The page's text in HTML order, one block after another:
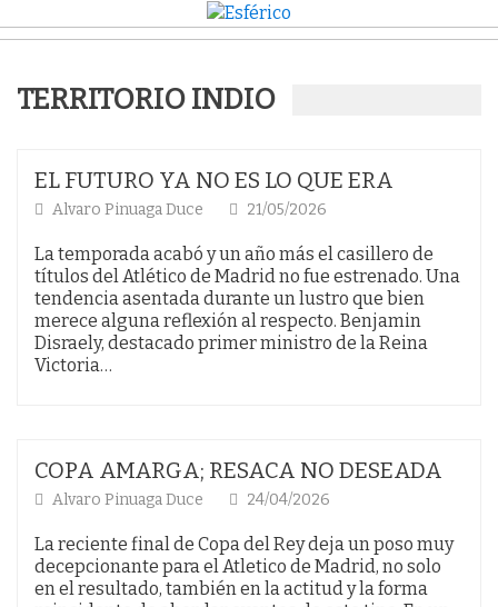
TERRITORIO INDIO
EL FUTURO YA NO ES LO QUE ERA
Alvaro Pinuaga Duce 21/05/2026
La temporada acabó y un año más el casillero de
títulos del Atlético de Madrid no fue estrenado. Una
tendencia asentada durante un lustro que bien
merece alguna reflexión al respecto. Benjamin
Disraely, destacado primer ministro de la Reina
Victoria…
COPA AMARGA; RESACA NO DESEADA
Alvaro Pinuaga Duce 24/04/2026
La reciente final de Copa del Rey deja un poso muy
decepcionante para el Atletico de Madrid, no solo
en el resultado, también en la actitud y la forma